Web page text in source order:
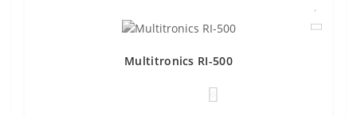
Multitronics RI-500